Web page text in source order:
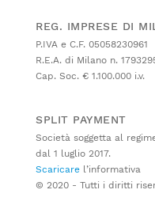
REG. IMPRESE DI
P.IVA e C.F. 05058230961
R.E.A. di Milano n.
Cap. Soc. € 1.100.000 i.v.
SPLIT PAYMENT
Società soggetta al
dal 1 luglio 2017.
Scaricare l’informativa
© 2020 - Tutti i diritti